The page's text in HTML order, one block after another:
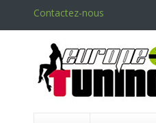
Contactez-nous